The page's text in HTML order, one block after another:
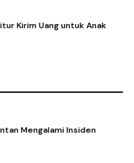
Kirim Uang untuk Anak
Mengalami Insiden